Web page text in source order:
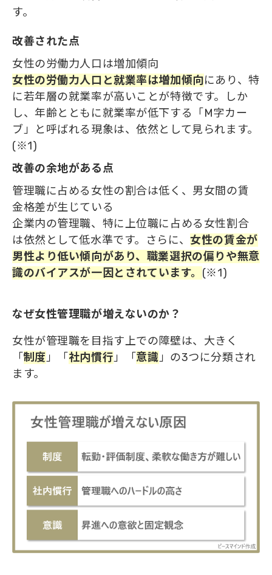
す。
改善された点
女性の労働力人口は増加傾向
女性の労働力人口と就業率は増加傾向にあり、特
に若年層の就業率が高いことが特徴です。しか
し、年齢とともに就業率が低下する「M字カー
ブ」と呼ばれる現象は、依然として見られます。
(※1)
改善の余地がある点
管理職に占める女性の割合は低く、男女間の賃
金格差が生じている
企業内の管理職、特に上位職に占める女性割合
は依然として低水準です。さらに、女性の賃金が
男性より低い傾向があり、職業選択の偏りや無意
識のバイアスが一因とされています。 (※1)
なぜ女性管理職が増えないのか？
女性が管理職を目指す上での障壁は、大きく
「制度」「 社内慣行」「 意識」の3つに分類され
ます。